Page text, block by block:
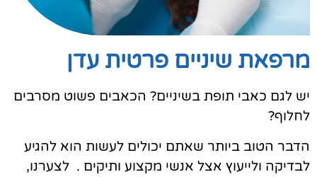
מרפאת שיניים פרטית עדן
יש לגם כאבי תופת בשיניים? הכאבים פשוט מסרבים
לחלוף?
הדבר הטוב ביותר שאתם יכולים לעשות הוא להגיע
לבדיקה ולייעוץ אצל אנשי מקצוע ותיקים . לצערנו,